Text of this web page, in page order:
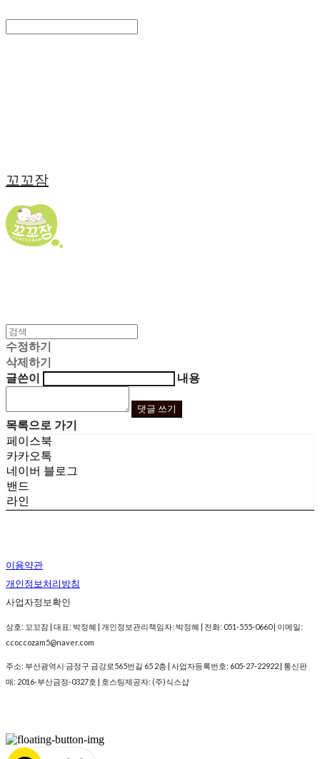
꼬꼬잠
수정하기
삭제하기
글쓴이
내용
댓글 쓰기
목록으로 가기
페이스북
카카오톡
네이버 블로그
밴드
라인
이용약관
개인정보처리방침
사업자정보확인
상호: 꼬꼬잠 | 대표: 박정혜 | 개인정보관리책임자: 박정혜 | 전화: 051-555-0660 | 이메일:
ccoccozam5@naver.com
주소: 부산광역시 금정구 금강로565번길 65 2층 | 사업자등록번호: 605-27-22922 | 통신판
매: 2016-부산금정-0327호 | 호스팅제공자: (주)식스샵